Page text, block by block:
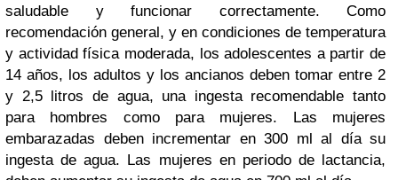
saludable y funcionar correctamente. Como
recomendación general, y en condiciones de temperatura
y actividad física moderada, los adolescentes a partir de
14 años, los adultos y los ancianos deben tomar entre 2
y 2,5 litros de agua, una ingesta recomendable tanto
para hombres como para mujeres. Las mujeres
embarazadas deben incrementar en 300 ml al día su
ingesta de agua. Las mujeres en periodo de lactancia,